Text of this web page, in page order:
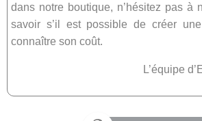
dans notre boutique, n’hésitez pas à
savoir s’il est possible de créer
connaître son coût.
L’équipe